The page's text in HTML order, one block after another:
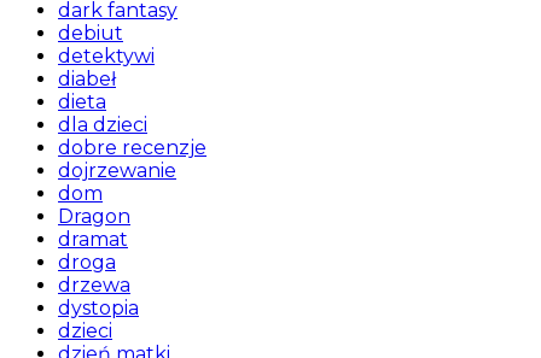
dark fantasy
debiut
detektywi
diabeł
dieta
dla dzieci
dobre recenzje
dojrzewanie
dom
Dragon
dramat
droga
drzewa
dystopia
dzieci